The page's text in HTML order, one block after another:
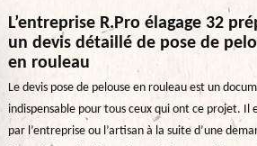
L’entreprise R.Pro élagage 32
un devis détaillé de pose de
en rouleau
Le devis pose de pelouse en rouleau est un
indispensable pour tous ceux qui ont ce projet. Il
par l’entreprise ou l’artisan à la suite d’une